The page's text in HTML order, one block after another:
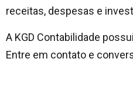
receitas, despesas e
A KGD Contabilidade
Entre em contato e